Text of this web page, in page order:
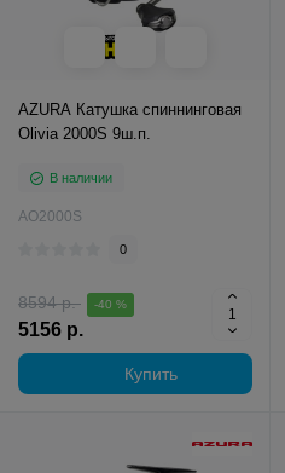
AZURA Катушка спиннинговая
Olivia 2000S 9ш.п.
В наличии
AO2000S
0
8594 р. -40 %
5156 р.
Купить